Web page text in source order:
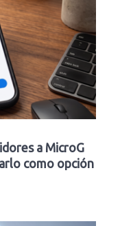
a MicroG
como opción